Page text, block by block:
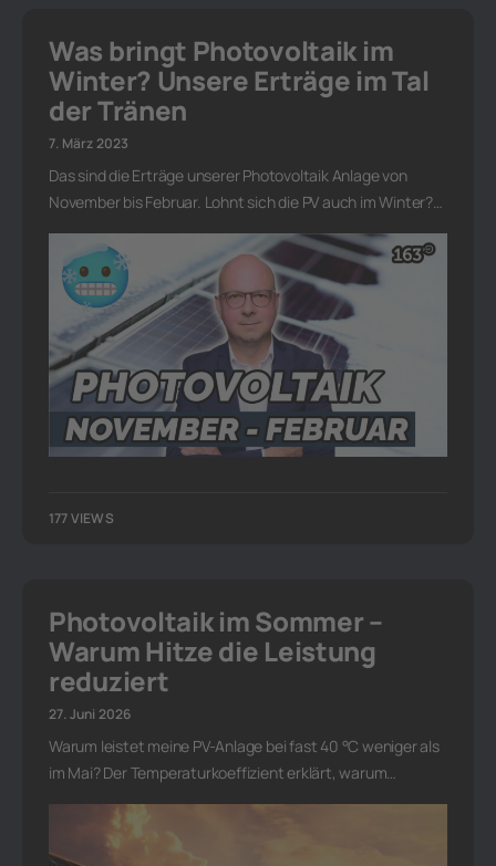
Was bringt Photovoltaik im
Winter? Unsere Erträge im Tal
der Tränen
7. März 2023
Das sind die Erträge unserer Photovoltaik Anlage von
November bis Februar. Lohnt sich die PV auch im Winter?…
177 VIEWS
Photovoltaik im Sommer –
Warum Hitze die Leistung
reduziert
27. Juni 2026
Warum leistet meine PV-Anlage bei fast 40 °C weniger als
im Mai? Der Temperaturkoeffizient erklärt, warum…